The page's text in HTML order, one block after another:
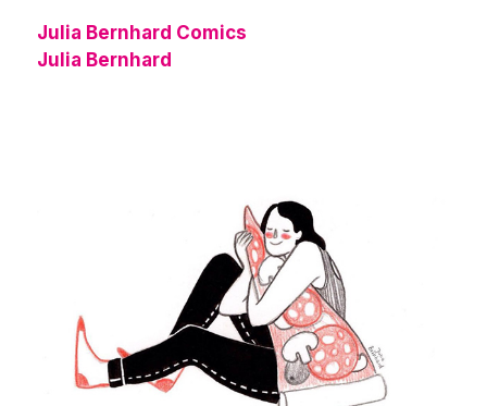
Julia Bernhard Comics
Julia Bernhard